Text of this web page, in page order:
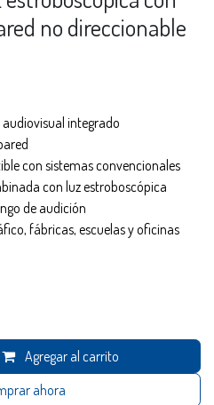
no direccionable
integrado
con sistemas convencionales
con luz estroboscópica
de audición
fábricas, escuelas y oficinas
Agregar al carrito
ahora